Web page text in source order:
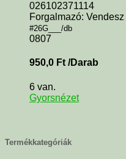
026102371114
Forgalmazó:
#26G___/db
0807
950,0 Ft /Darab
6 van.
Gyorsnézet
Termékkategóriák